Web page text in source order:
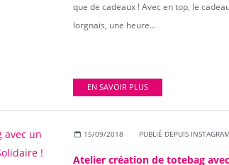
que de cadeaux ! Avec en top, le
lorgnais, une heure...
EN SAVOIR PLUS
15/09/2018 PUBLIÉ DEPUIS INSTAGRAM